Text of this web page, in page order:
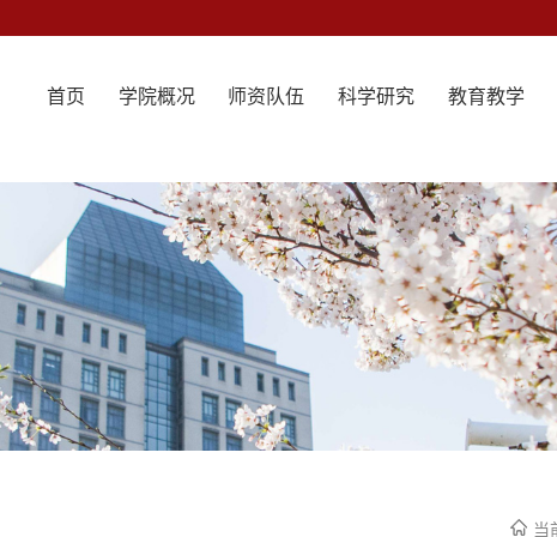
首页 学院概况 师资队伍 科学研究 教育教学
当